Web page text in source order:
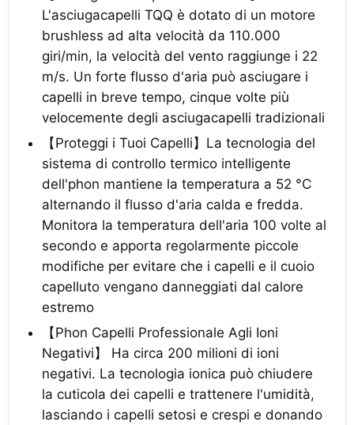
L'asciugacapelli TQQ è dotato di un motore
brushless ad alta velocità da 110.000
giri/min, la velocità del vento raggiunge i 22
m/s. Un forte flusso d'aria può asciugare i
capelli in breve tempo, cinque volte più
velocemente degli asciugacapelli tradizionali
【Proteggi i Tuoi Capelli】La tecnologia del
sistema di controllo termico intelligente
dell'phon mantiene la temperatura a 52 °C
alternando il flusso d'aria calda e fredda.
Monitora la temperatura dell'aria 100 volte al
secondo e apporta regolarmente piccole
modifiche per evitare che i capelli e il cuoio
capelluto vengano danneggiati dal calore
estremo
【Phon Capelli Professionale Agli Ioni
Negativi】 Ha circa 200 milioni di ioni
negativi. La tecnologia ionica può chiudere
la cuticola dei capelli e trattenere l'umidità,
lasciando i capelli setosi e crespi e donando